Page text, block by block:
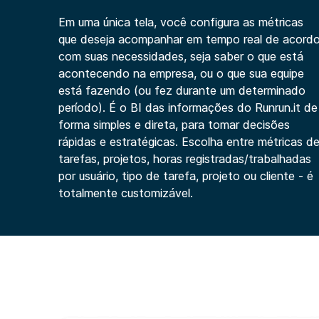
Em uma única tela, você configura as métricas
que deseja acompanhar em tempo real de
com suas necessidades, seja saber o que está
acontecendo na empresa, ou o que sua equipe
está fazendo (ou fez durante um determinado
período). É o BI das informações do Runrun.it de
forma simples e direta, para tomar decisões
rápidas e estratégicas. Escolha entre métricas de
tarefas, projetos, horas registradas/trabalhadas
por usuário, tipo de tarefa, projeto ou cliente - é
totalmente customizável.